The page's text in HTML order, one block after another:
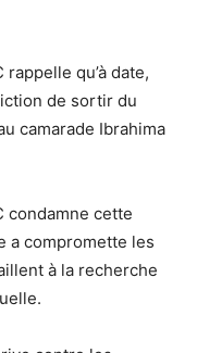
qu’à date,
de sortir du
camarade Ibrahima
condamne cette
a compromette les
à la recherche